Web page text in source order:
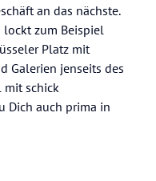
an das nächste.
zum Beispiel
Platz mit
Galerien jenseits des
mit schick
Dich auch prima in